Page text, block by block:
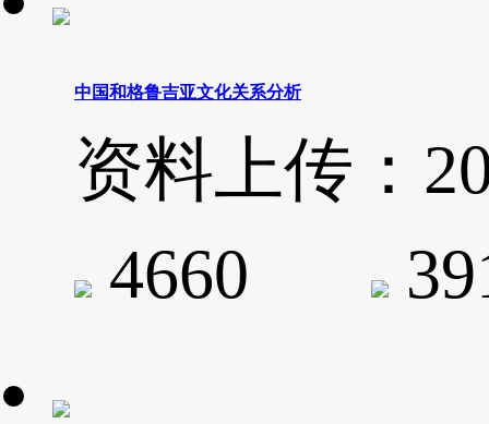
中国和格鲁吉亚文化关系分析
资料上传：
4660